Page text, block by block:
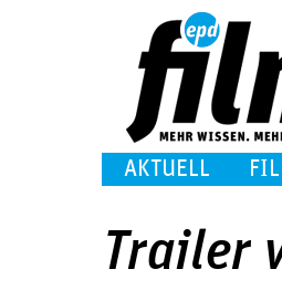
AKTUELL
Trailer